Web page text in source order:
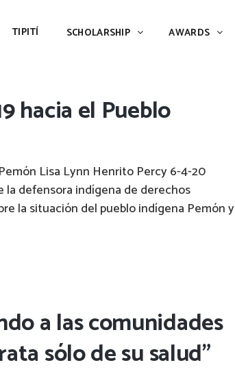
TIPITÍ SCHOLARSHIP AWARDS
hacia el Pueblo
Lisa Lynn Henrito Percy 6-4-20
la defensora indígena de derechos
la situación del pueblo indígena Pemón y
a las comunidades
sólo de su salud”